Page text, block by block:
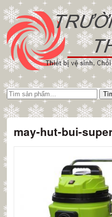
Tìm
kiếm:
may-hut-bui-